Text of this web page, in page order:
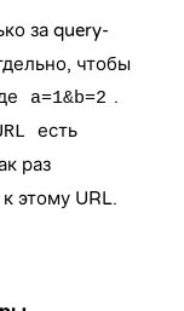
за query-
чтобы
a=1&b=2 .
есть
раз
этому URL.